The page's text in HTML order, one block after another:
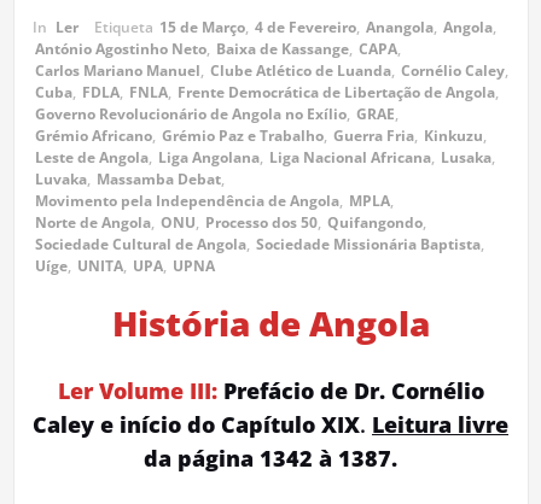
In Ler Etiqueta 15 de Março, 4 de Fevereiro, Anangola, Angola,
António Agostinho Neto, Baixa de Kassange, CAPA,
Carlos Mariano Manuel, Clube Atlético de Luanda, Cornélio Caley,
Cuba, FDLA, FNLA, Frente Democrática de Libertação de Angola,
Governo Revolucionário de Angola no Exílio, GRAE,
Grémio Africano, Grémio Paz e Trabalho, Guerra Fria, Kinkuzu,
Leste de Angola, Liga Angolana, Liga Nacional Africana, Lusaka,
Luvaka, Massamba Debat,
Movimento pela Independência de Angola, MPLA,
Norte de Angola, ONU, Processo dos 50, Quifangondo,
Sociedade Cultural de Angola, Sociedade Missionária Baptista,
Uíge, UNITA, UPA, UPNA
História de Angola
Ler Volume III:Prefácio de Dr. Cornélio
Caley e início do Capítulo XIX. Leitura livre
da página 1342 à 1387.